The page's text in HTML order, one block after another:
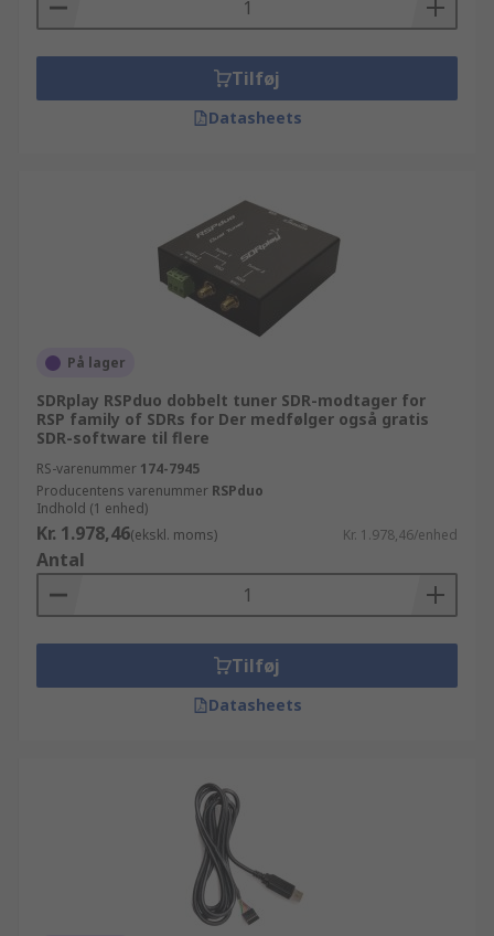
Tilføj
Datasheets
På lager
SDRplay RSPduo dobbelt tuner SDR-modtager for
RSP family of SDRs for Der medfølger også gratis
SDR-software til flere
RS-varenummer 174-7945
Producentens varenummer RSPduo
Indhold (1 enhed)
Kr. 1.978,46(ekskl. moms) Kr. 1.978,46/enhed
Antal
Tilføj
Datasheets